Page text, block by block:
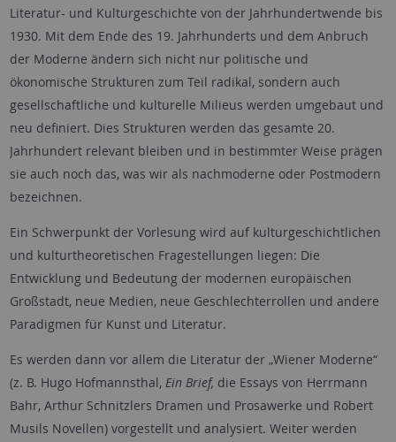
Literatur- und Kulturgeschichte von der Jahrhundertwende bis
1930. Mit dem Ende des 19. Jahrhunderts und dem Anbruch
der Moderne ändern sich nicht nur politische und
ökonomische Strukturen zum Teil radikal, sondern auch
gesellschaftliche und kulturelle Milieus werden umgebaut und
neu definiert. Dies Strukturen werden das gesamte 20.
Jahrhundert relevant bleiben und in bestimmter Weise prägen
sie auch noch das, was wir als nachmoderne oder Postmodern
bezeichnen.
Ein Schwerpunkt der Vorlesung wird auf kulturgeschichtlichen
und kulturtheoretischen Fragestellungen liegen: Die
Entwicklung und Bedeutung der modernen europäischen
Großstadt, neue Medien, neue Geschlechterrollen und andere
Paradigmen für Kunst und Literatur.
Es werden dann vor allem die Literatur der „Wiener Moderne“
(z. B. Hugo Hofmannsthal, Ein Brief, die Essays von Herrmann
Bahr, Arthur Schnitzlers Dramen und Prosawerke und Robert
Musils Novellen) vorgestellt und analysiert. Weiter werden